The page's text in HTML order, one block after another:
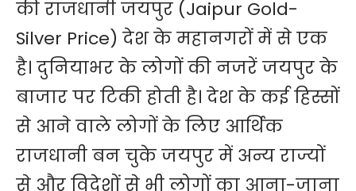
की राजधानी जयपुर (Jaipur Gold-
Silver Price) देश के महानगरों में से एक
है। दुनियाभर के लोगों की नजरें जयपुर के
बाजार पर टिकी होती है। देश के कई हिस्सों
से आने वाले लोगों के लिए आर्थिक
राजधानी बन चुके जयपुर में अन्य राज्यों
से और विदेशों से भी लोगों का आना-जाना